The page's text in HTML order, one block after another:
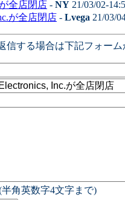
が全店閉店 - NY 21/03/02-
が全店閉店 - Lvega 21/03/
信する場合は下記フォーム
半角英数字4文字まで)